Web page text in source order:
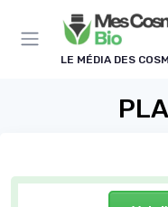
LE MÉDIA DES
Panneau de gestion des